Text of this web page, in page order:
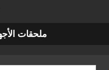
ملحقات